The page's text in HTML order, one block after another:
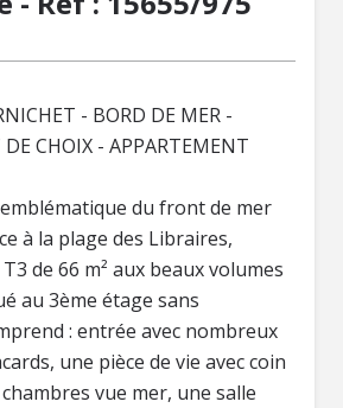
- BORD DE MER -
CHOIX - APPARTEMENT
du front de mer
à la plage des Libraires,
de 66 m² aux beaux volumes
au 3ème étage sans
: entrée avec nombreux
une pièce de vie avec coin
vue mer, une salle